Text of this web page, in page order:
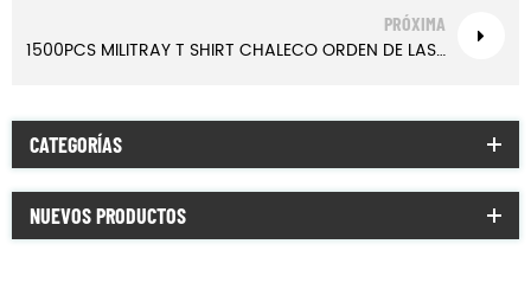
PRÓXIMA
1500PCS MILITRAY T SHIRT CHALECO ORDEN DE LAS ISLAS FIJI | Xinxingarmy.com
CATEGORÍAS
NUEVOS PRODUCTOS